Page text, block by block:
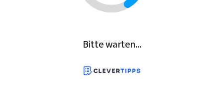
Bitte warten...